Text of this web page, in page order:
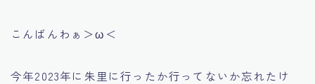
こんばんわぁ＞ω＜
今年2023年に朱里に行ったか行ってないか忘れたけ